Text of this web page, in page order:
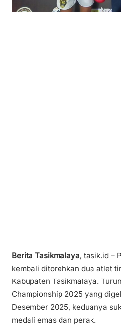
Berita Tasikmalaya, tasik.id –
kembali ditorehkan dua atlet
Kabupaten Tasikmalaya.
Championship 2025 yang
Desember 2025, keduanya
medali emas dan perak.